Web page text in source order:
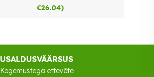
€26.04)
USALDUSVÄÄRSUS
Kogemustega ettevõte